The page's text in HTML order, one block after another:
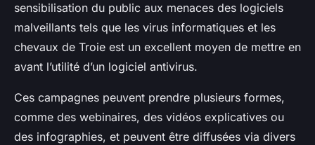
sensibilisation du public aux menaces des logiciels
malveillants tels que les virus informatiques et les
chevaux de Troie est un excellent moyen de mettre en
avant l’utilité d’un logiciel antivirus.
Ces campagnes peuvent prendre plusieurs formes,
comme des webinaires, des vidéos explicatives ou
des infographies, et peuvent être diffusées via divers